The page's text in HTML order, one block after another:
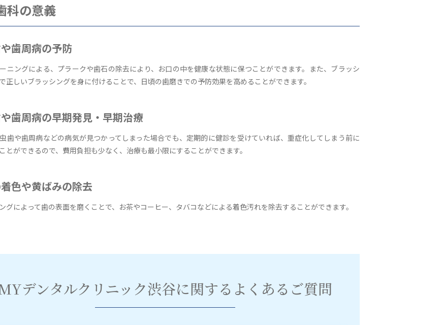
科の意義
歯周病の予防
ニングによる、プラークや歯石の除去により、お口の中を健康な状態に保つことができます。また、ブラッシ
正しいブラッシングを身に付けることで、日頃の歯磨きでの予防効果を高めることができます。
歯周病の早期発見・早期治療
歯や歯周病などの病気が見つかってしまった場合でも、定期的に健診を受けていれば、重症化してしまう前に
とができるので、費用負担も少なく、治療も最小限にすることができます。
色や黄ばみの除去
グによって歯の表面を磨くことで、お茶やコーヒー、タバコなどによる着色汚れを除去することができます。
デンタルクリニック渋谷に関するよくあるご質問